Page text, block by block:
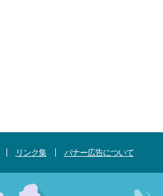
リンク集 バナー広告について